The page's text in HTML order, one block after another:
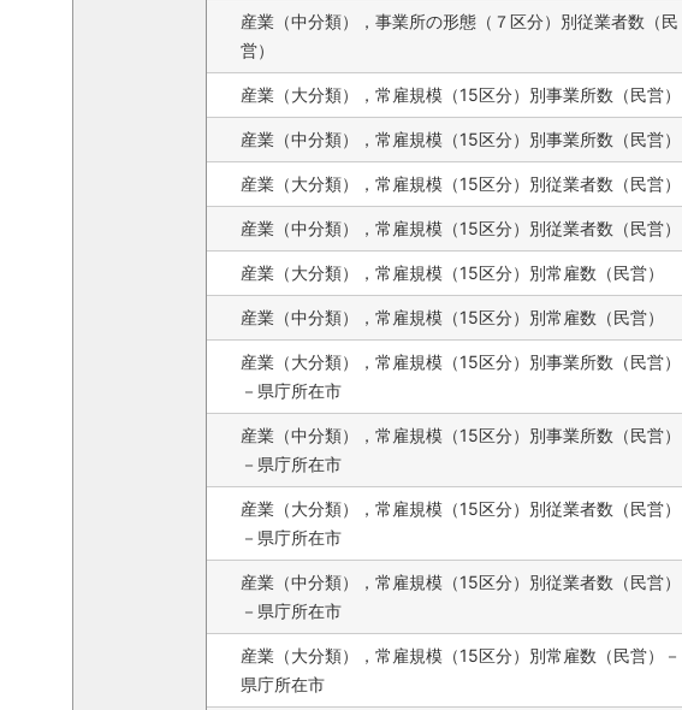
産業（中分類），事業所の形態（７区分）別従業者数（民
営）
産業（大分類），常雇規模（15区分）別事業所数（民営）
産業（中分類），常雇規模（15区分）別事業所数（民営）
産業（大分類），常雇規模（15区分）別従業者数（民営）
産業（中分類），常雇規模（15区分）別従業者数（民営）
産業（大分類），常雇規模（15区分）別常雇数（民営）
産業（中分類），常雇規模（15区分）別常雇数（民営）
産業（大分類），常雇規模（15区分）別事業所数（民営）
－県庁所在市
産業（中分類），常雇規模（15区分）別事業所数（民営）
－県庁所在市
産業（大分類），常雇規模（15区分）別従業者数（民営）
－県庁所在市
産業（中分類），常雇規模（15区分）別従業者数（民営）
－県庁所在市
産業（大分類），常雇規模（15区分）別常雇数（民営）－
県庁所在市